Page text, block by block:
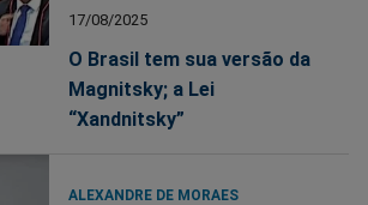
17/08/2025
O Brasil tem sua versão da
Magnitsky; a Lei
“Xandnitsky”
ALEXANDRE DE MORAES